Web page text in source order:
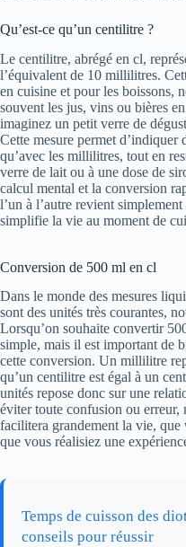
Qu’est-ce qu’un centilitre ?
Le centilitre, abrégé en cl,
l’équivalent de 10 millilitres.
en cuisine et pour les boissons,
souvent les jus, vins ou bières
imaginez un petit verre de
Cette mesure permet d’indiquer
qu’avec les millilitres, tout en
verre de lait ou à une dose de
calcul mental et la conversion
l’un à l’autre revient
simplifie la vie au moment de
Conversion de 500 ml en cl
Dans le monde des mesures
sont des unités très courantes,
Lorsqu’on souhaite convertir
simple, mais il est important de
cette conversion. Un millilitre
qu’un centilitre est égal à un
unités repose donc sur une
éviter toute confusion ou erreur,
facilitera grandement la vie, que
que vous réalisiez une
Temps de cuisson des
conseils pour réussir